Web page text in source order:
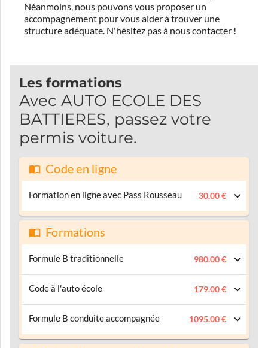
Néanmoins, nous pouvons vous proposer un
accompagnement pour vous aider à trouver une
structure adéquate. N'hésitez pas à nous contacter !
Les formations
Avec AUTO ECOLE DES
BATTIERES, passez votre
permis voiture.
Code en ligne
Formation en ligne avec Pass Rousseau 30.00 €
Formations
Formule B traditionnelle 980.00 €
Code à l'auto école 179.00 €
Formule B conduite accompagnée 1095.00 €